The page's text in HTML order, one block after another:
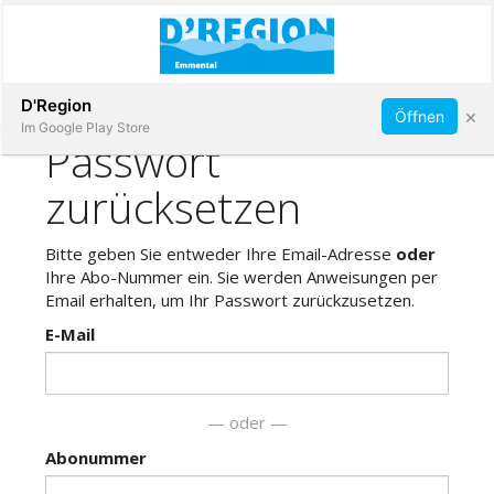
Immobilien
Veranstaltungen
Stellen
Abonnieren
D'Region
Im Google Play Store
Öffnen ×